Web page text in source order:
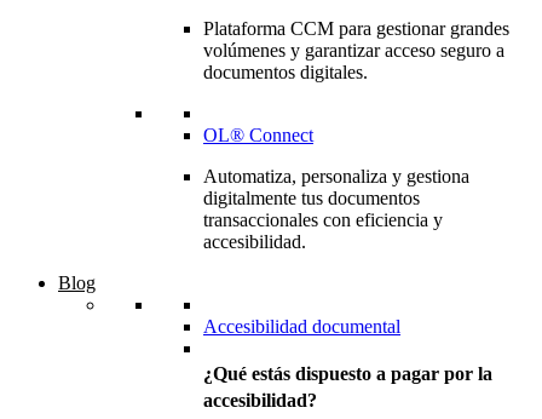
Plataforma CCM para gestionar grandes
volúmenes y garantizar acceso seguro a
documentos digitales.
OL® Connect
Automatiza, personaliza y gestiona
digitalmente tus documentos
transaccionales con eficiencia y
accesibilidad.
Blog
Accesibilidad documental
¿Qué estás dispuesto a pagar por la
accesibilidad?